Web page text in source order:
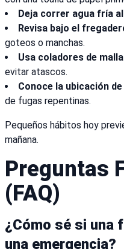
Deja correr agua fría
Revisa bajo el
goteos o manchas.
Usa coladores de malla
evitar atascos.
Conoce la ubicación
de fugas repentinas.
Pequeños hábitos hoy
mañana.
Preguntas
(FAQ)
¿Cómo sé si una
una emergencia?